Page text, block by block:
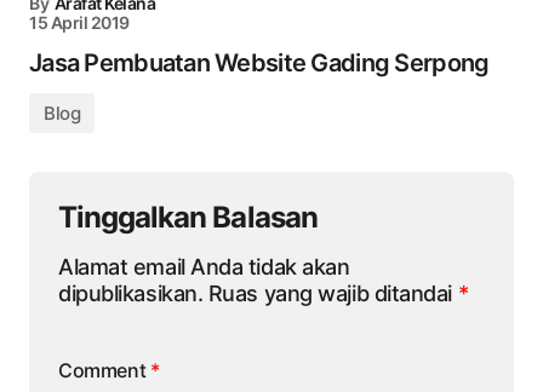
15 April 2019
Jasa Pembuatan Website Gading Serpong
Blog
Tinggalkan Balasan
Alamat email Anda tidak akan
dipublikasikan. Ruas yang wajib ditandai *
Comment *